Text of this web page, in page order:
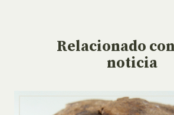
Relacionado
noticia